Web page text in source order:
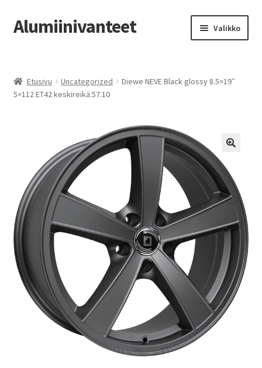
Siirry
navigointiin
Siirry
sisältöön
Alumiinivanteet Valikko
Kauppa
Tilausohjeet
Vanteiden osto-opas
Auton renkaat
Yhteystiedot
Etusivu Uncategorized
Diewe NEVE Black glossy 8.5×19″
5×112 ET42 keskireikä:57.10